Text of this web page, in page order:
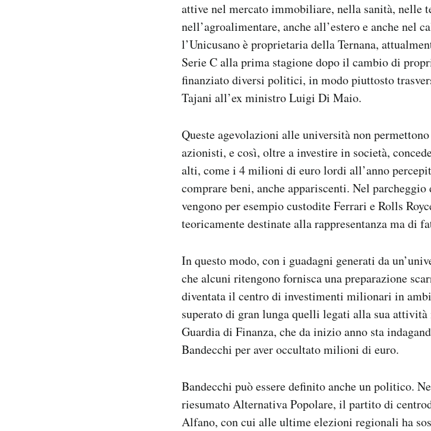
attive nel mercato immobiliare, nella sanità, nelle
nell’agroalimentare, anche all’estero e anche nel
l’Unicusano è proprietaria della Ternana,
Serie C alla prima stagione dopo il cambio di
finanziato diversi politici, in modo piuttosto
Tajani all’ex ministro Luigi Di Maio.
Queste agevolazioni alle università non
azionisti, e così, oltre a investire in società,
alti, come i 4 milioni di euro lordi all’anno
comprare beni, anche appariscenti. Nel
vengono per esempio custodite Ferrari e Rolls
teoricamente destinate alla rappresentanza ma di
In questo modo, con i guadagni generati da
che alcuni ritengono fornisca una preparazione
diventata il centro di investimenti milionari in
superato di gran lunga quelli legati alla sua
Guardia di Finanza, che da inizio anno sta
Bandecchi per aver occultato milioni di euro.
Bandecchi può essere definito anche un politico.
riesumato Alternativa Popolare, il partito di
Alfano, con cui alle ultime elezioni regionali ha